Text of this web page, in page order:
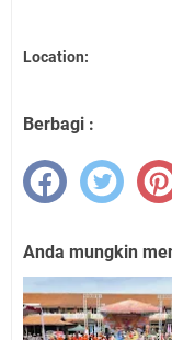
Location:
Berbagi :
Anda mungkin